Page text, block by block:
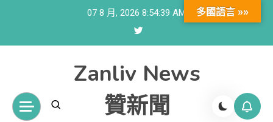
07 8 月, 2026 8:54:39 AM
Zanliv News
贊新聞
多國語言 »»